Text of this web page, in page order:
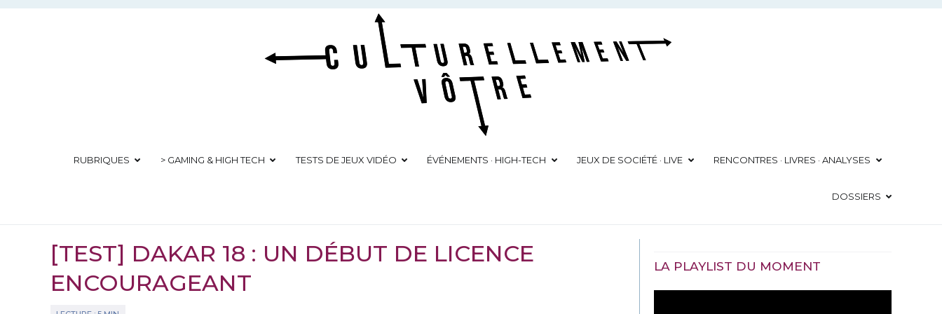
Aller
RUBRIQUES > GAMING & HIGH TECH TESTS DE JEUX VIDÉO ÉVÉNEMENTS · HIGH-TECH JEUX DE SOCIÉTÉ · LIVE RENCONTRES · LIVRES · ANALYSES
DOSSIERS
[TEST] DAKAR 18 : UN DÉBUT DE LICENCE
ENCOURAGEANT
LA PLAYLIST DU MOMENT